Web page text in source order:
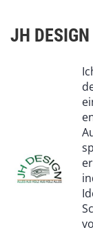
JH DESIGN